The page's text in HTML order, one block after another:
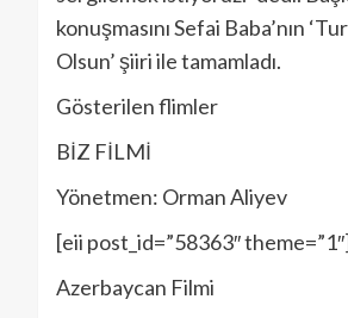
konuşmasını Sefai Baba’nın
Olsun’ şiiri ile tamamladı.
Gösterilen flimler
BİZ FİLMİ
Yönetmen: Orman Aliyev
[eii post_id=”58363″
Azerbaycan Filmi